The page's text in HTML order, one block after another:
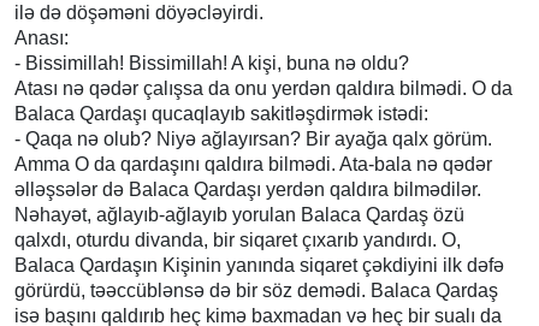
ilə də döşəməni döyəcləyirdi.
Anası:
- Bissimillah! Bissimillah! A kişi, buna nə oldu?
Atası nə qədər çalışsa da onu yerdən qaldıra bilmədi. O da
Balaca Qardaşı qucaqlayıb sakitləşdirmək istədi:
- Qaqa nə olub? Niyə ağlayırsan? Bir ayağa qalx görüm.
Amma O da qardaşını qaldıra bilmədi. Ata-bala nə qədər
əlləşsələr də Balaca Qardaşı yerdən qaldıra bilmədilər.
Nəhayət, ağlayıb-ağlayıb yorulan Balaca Qardaş özü
qalxdı, oturdu divanda, bir siqaret çıxarıb yandırdı. O,
Balaca Qardaşın Kişinin yanında siqaret çəkdiyini ilk dəfə
görürdü, təəccüblənsə də bir söz demədi. Balaca Qardaş
isə başını qaldırıb heç kimə baxmadan və heç bir sualı da